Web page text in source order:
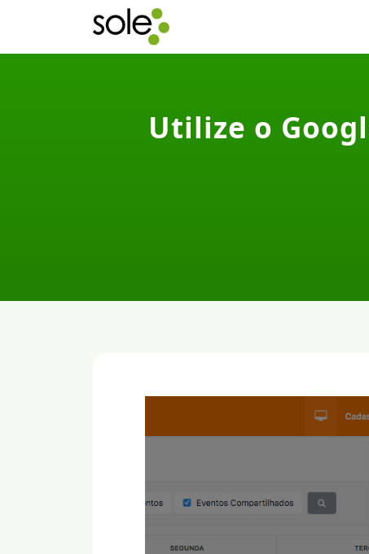
Utilize o